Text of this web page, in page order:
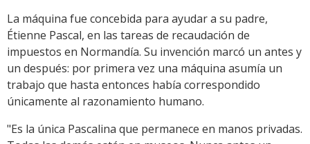
La máquina fue concebida para ayudar a su padre,
Étienne Pascal, en las tareas de recaudación de
impuestos en Normandía. Su invención marcó un antes y
un después: por primera vez una máquina asumía un
trabajo que hasta entonces había correspondido
únicamente al razonamiento humano.
"Es la única Pascalina que permanece en manos privadas.